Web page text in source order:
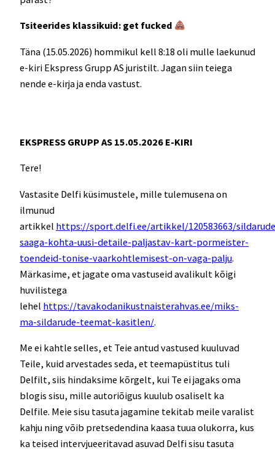
Tsiteerides klassikuid: get fucked
Täna (15.05.2026) hommikul kell 8:18 oli mulle laekunud
e-kiri Ekspress Grupp AS juristilt. Jagan siin teiega
nende e-kirja ja enda vastust.
EKSPRESS GRUPP AS 15.05.2026 E-KIRI
Tere!
Vastasite Delfi küsimustele, mille tulemusena on
ilmunud
artikkel https://sport.delfi.ee/artikkel/120583663/
saaga-kohta-uusi-detaile-paljastav-kart-pormeister-
toendeid-tonise-vaarkohtlemisest-on-vaga-palju.
Märkasime, et jagate oma vastuseid avalikult kõigi
huvilistega
lehel https://tavakodanikustnaisterahvas.ee/miks-
ma-sildarude-teemat-kasitlen/.
Me ei kahtle selles, et Teie antud vastused kuuluvad
Teile, kuid arvestades seda, et teemapüstitus tuli
Delfilt, siis hindaksime kõrgelt, kui Te ei jagaks oma
blogis sisu, mille autoriõigus kuulub osaliselt ka
Delfile. Meie sisu tasuta jagamine tekitab meile varalist
kahju ning võib pretsedendina kaasa tuua olukorra, kus
ka teised intervjueeritavad asuvad Delfi sisu tasuta